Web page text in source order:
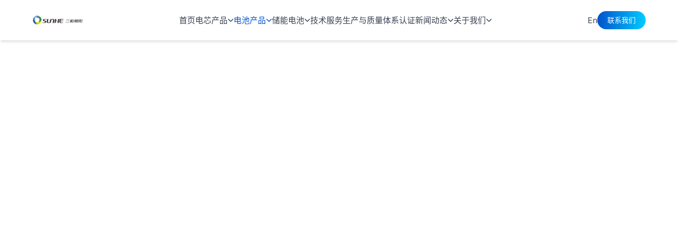
首页电芯产品 电池产品 储能电池 技术服务生产与质量体系认证新闻动态 关于我们 En 联系我们